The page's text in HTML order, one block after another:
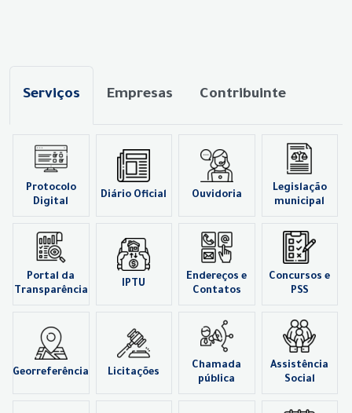
Serviços Empresas Contribuinte
Protocolo
Digital
Diário Oficial Ouvidoria
Legislação
municipal
Portal da
Transparência
IPTU
Endereços e
Contatos
Concursos e
PSS
Georreferência Licitações
Chamada
pública
Assistência
Social